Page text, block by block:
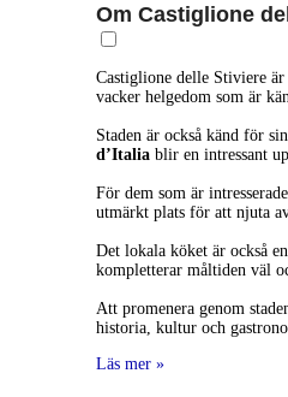
Om Castiglione
Castiglione delle Stiviere
vacker helgedom som är
Staden är också känd för
d’Italia blir en intressant
För dem som är
utmärkt plats för att njuta
Det lokala köket är också
kompletterar måltiden väl
Att promenera genom
historia, kultur och
Läs mer »